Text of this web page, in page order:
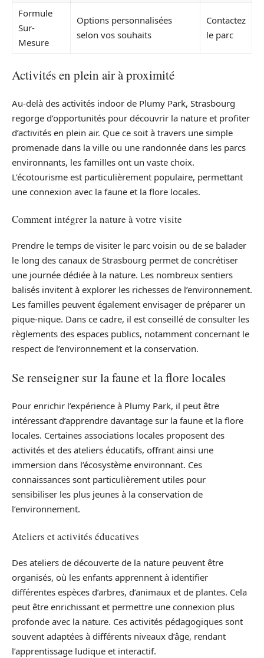
Formule
Sur-
Mesure
Options personnalisées
selon vos souhaits
Contactez
le parc
Activités en plein air à proximité
Au-delà des activités indoor de Plumy Park, Strasbourg
regorge d’opportunités pour découvrir la nature et profiter
d’activités en plein air. Que ce soit à travers une simple
promenade dans la ville ou une randonnée dans les parcs
environnants, les familles ont un vaste choix.
L’écotourisme est particulièrement populaire, permettant
une connexion avec la faune et la flore locales.
Comment intégrer la nature à votre visite
Prendre le temps de visiter le parc voisin ou de se balader
le long des canaux de Strasbourg permet de concrétiser
une journée dédiée à la nature. Les nombreux sentiers
balisés invitent à explorer les richesses de l’environnement.
Les familles peuvent également envisager de préparer un
pique-nique. Dans ce cadre, il est conseillé de consulter les
règlements des espaces publics, notamment concernant le
respect de l’environnement et la conservation.
Se renseigner sur la faune et la flore locales
Pour enrichir l’expérience à Plumy Park, il peut être
intéressant d’apprendre davantage sur la faune et la flore
locales. Certaines associations locales proposent des
activités et des ateliers éducatifs, offrant ainsi une
immersion dans l’écosystème environnant. Ces
connaissances sont particulièrement utiles pour
sensibiliser les plus jeunes à la conservation de
l’environnement.
Ateliers et activités éducatives
Des ateliers de découverte de la nature peuvent être
organisés, où les enfants apprennent à identifier
différentes espèces d’arbres, d’animaux et de plantes. Cela
peut être enrichissant et permettre une connexion plus
profonde avec la nature. Ces activités pédagogiques sont
souvent adaptées à différents niveaux d’âge, rendant
l’apprentissage ludique et interactif.